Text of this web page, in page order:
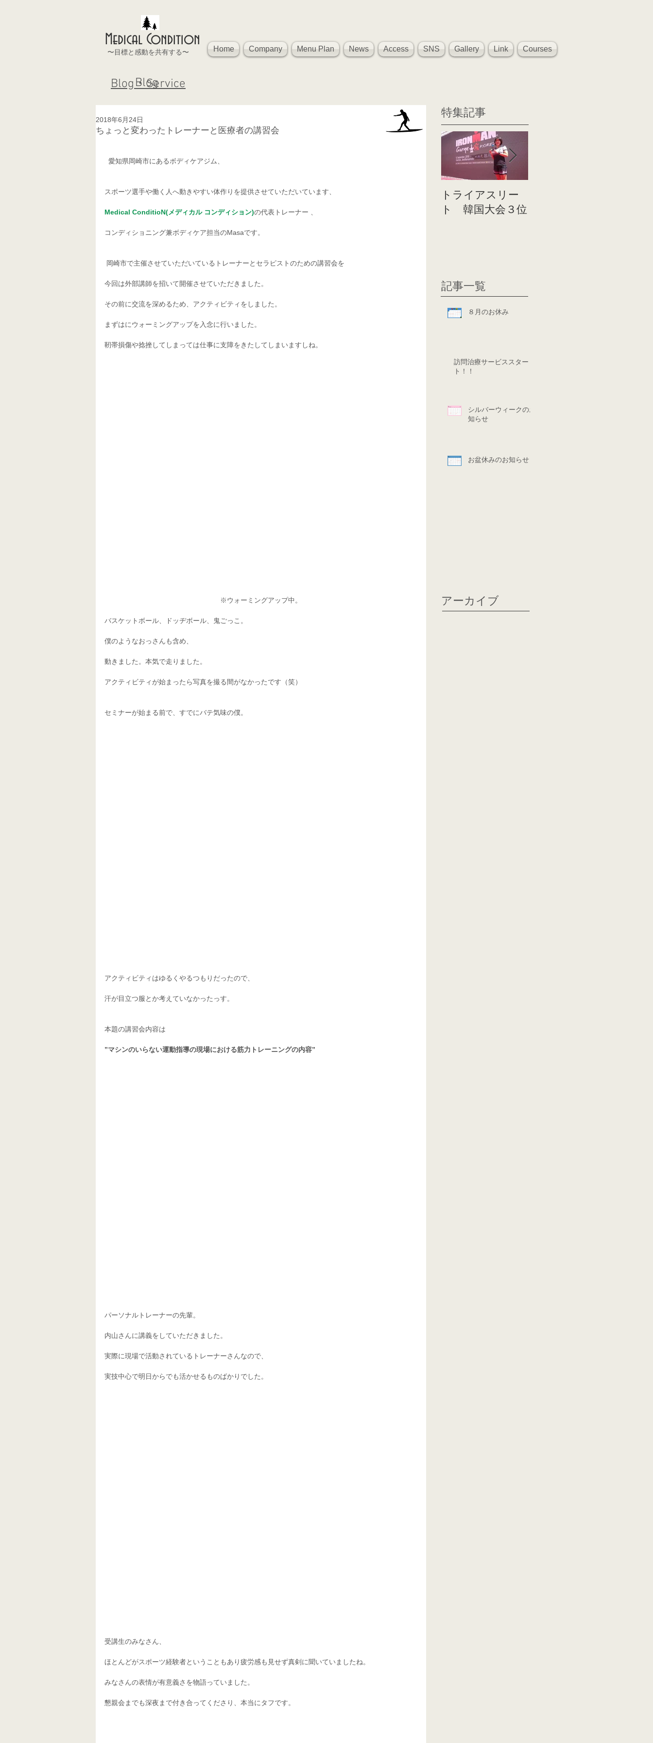
Medical Condition
〜目標と感動を共有する〜 Home Company Menu Plan News Access SNS Gallery Link Courses
Blog
Blog・Service
ちょっと変わったトレーナーと医療者の講習会
2018年6月24日
  愛知県岡崎市にあるボディケアジム、
スポーツ選手や働く人へ動きやすい体作りを提供させていただいています、
Medical ConditioN(メディカル コンディション)の代表トレーナー 、
コンディショニング兼ボディケア担当のMasaです。
岡崎市で主催させていただいているトレーナーとセラピストのための講習会を
今回は外部講師を招いて開催させていただきました。
その前に交流を深めるため、アクティビティをしました。
まずはにウォーミングアップを入念に行いました。
靭帯損傷や捻挫してしまっては仕事に支障をきたしてしまいますしね。
※ウォーミングアップ中。
バスケットボール、ドッヂボール、鬼ごっこ。
僕のようなおっさんも含め、
動きました。本気で走りました。
アクティビティが始まったら写真を撮る間がなかったです（笑）
セミナーが始まる前で、すでにバテ気味の僕。
アクティビティはゆるくやるつもりだったので、
汗が目立つ服とか考えていなかったっす。
本題の講習会内容は
”マシンのいらない運動指導の現場における筋力トレーニングの内容”
パーソナルトレーナーの先輩。
内山さんに講義をしていただきました。
実際に現場で活動されているトレーナーさんなので、
実技中心で明日からでも活かせるものばかりでした。
受講生のみなさん、
ほとんどがスポーツ経験者ということもあり疲労感も見せず真剣に聞いていましたね。
みなさんの表情が有意義さを物語っていました。
懇親会までも深夜まで付き合ってくださり、本当にタフです。
特集記事
トライアスリー
ト 韓国大会３位
記事一覧
８月のお休み
訪問治療サービススター
ト！！
シルバーウィークのお
知らせ
お盆休みのお知らせ
アーカイブ